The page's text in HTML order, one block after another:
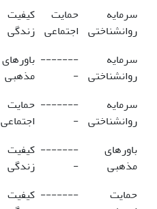
سرمایه
روانشناختی
حمایت
اجتماعی
کیفیت
زندگی
سرمایه
روانشناختی
-------
-
باورهای
مذهبی
سرمایه
روانشناختی
-------
-
حمایت
اجتماعی
باورهای
مذهبی
-------
-
کیفیت
زندگی
حمایت
------- کیفیت